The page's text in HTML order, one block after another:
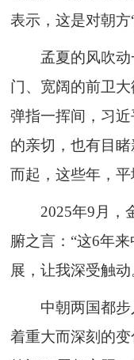
表示，这是对朝方
孟夏的风吹
门、宽阔的前卫
弹指一挥间，习
的亲切，也有目
而起，这些年，
2025年9月，
腑之言：“这6年
展，让我深受触动
中朝两国都
着重大而深刻的变